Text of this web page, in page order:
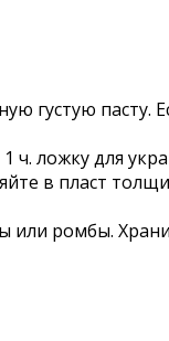
густую пасту.
ч. ложку для
в пласт
или ромбы.